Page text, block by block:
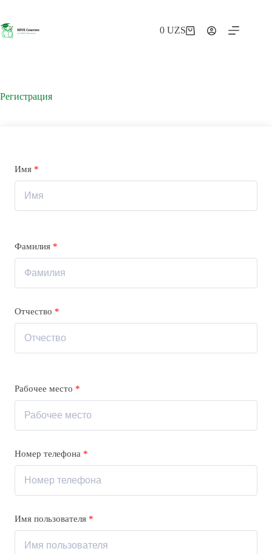
сути
Корзина
0UZS
Регистрация
Имя *
Фамилия *
Отчество *
Рабочее место *
Номер телефона *
Имя пользователя *